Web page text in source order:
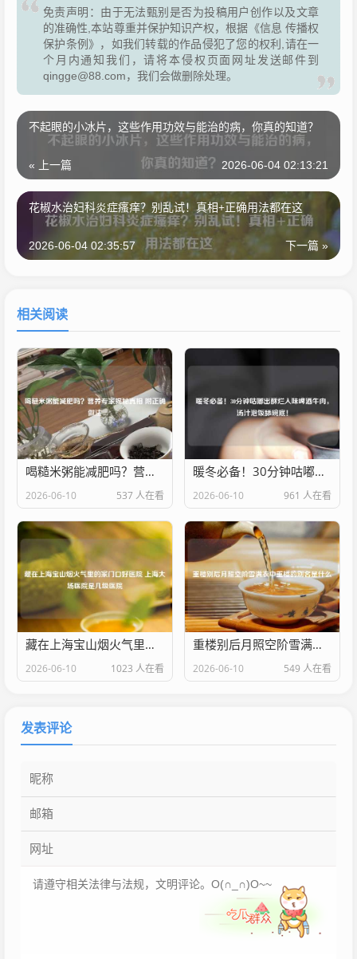
免责声明：由于无法甄别是否为投稿用户创作以及文章
的准确性,本站尊重并保护知识产权，根据《信息 传播权
保护条例》，如我们转载的作品侵犯了您的权利,请在一
个月内通知我们，请将本侵权页面网址发送邮件到
qingge@88.com，我们会做删除处理。
不起眼的小冰片，这些作用功效与能治的病，你真的知道？
« 上一篇 2026-06-04 02:13:21
花椒水治妇科炎症瘙痒？别乱试！真相+正确用法都在这
下一篇 »
2026-06-04 02:35:57
相关阅读
喝糙米粥能减肥吗？营养专家揭秘真相 附正确做法
2026-06-10 537 人在看
暖冬必备！30分钟咕嘟出酥烂入味啤酒牛肉，汤汁泡饭舔碗底！
2026-06-10 961 人在看
藏在上海宝山烟火气里的家门口好医院 上海大场医院是几级医院
2026-06-10 1023 人在看
重楼别后月照空阶雪满衣中重楼的别名是什么
2026-06-10 549 人在看
发表评论